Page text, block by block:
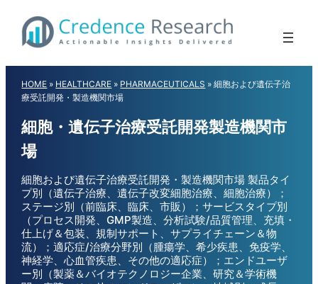
content
HOME » HEALTHCARE » PHARMACEUTICALS »細胞および遺伝子治
療受託開発・製造機関市場
細胞・遺伝子治療受託開発製造機関市
場
細胞および遺伝子治療受託開発・製造機関市場 製品タイ
プ別（遺伝子治療、遺伝子改変細胞治療、細胞治療）；
ステージ別（前臨床、臨床、市販）；サービスタイプ別
（プロセス開発、GMP製造、分析試験/品質管理、充填・
仕上げ＆包装、規制サポート、サプライチェーン＆物
流）；適応症/治療分野別（腫瘍学、希少疾患、免疫学、
神経学、心血管疾患、その他の適応症）；エンドユーザ
ー別（製薬＆バイオテクノロジー企業、研究＆学術機